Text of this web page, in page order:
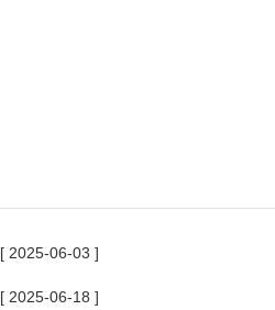
[ 2025-06-03 ]
[ 2025-06-18 ]